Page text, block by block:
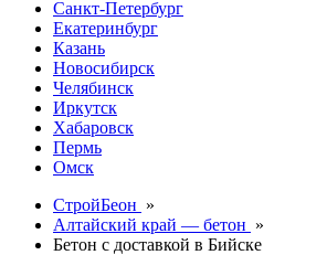
Санкт-Петербург
Екатеринбург
Казань
Новосибирск
Челябинск
Иркутск
Хабаровск
Пермь
Омск
СтройБеон »
Алтайский край — бетон »
Бетон с доставкой в Бийске